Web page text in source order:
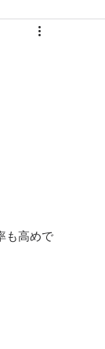
も高めで